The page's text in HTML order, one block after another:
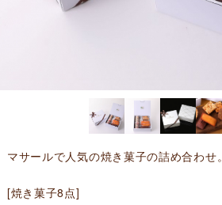
マサールで人気の焼き菓子の詰め合わせ。
[焼き菓子8点]